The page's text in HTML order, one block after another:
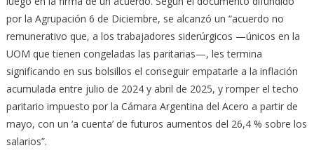
por la Agrupación 6 de Diciembre, se alcanzó un “acuerdo no
remunerativo que, a los trabajadores siderúrgicos —únicos en la
UOM que tienen congeladas las paritarias—, les termina
significando en sus bolsillos el conseguir empatarle a la inflación
acumulada entre julio de 2024 y abril de 2025, y romper el techo
paritario impuesto por la Cámara Argentina del Acero a partir de
mayo, con un ‘a cuenta’ de futuros aumentos del 26,4 % sobre los
salarios”.